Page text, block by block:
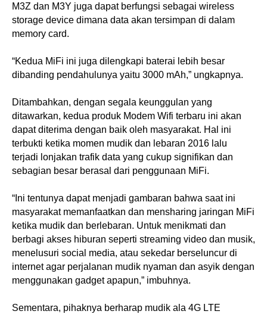
M3Z dan M3Y juga dapat berfungsi sebagai wireless
storage device dimana data akan tersimpan di dalam
memory card.
“Kedua MiFi ini juga dilengkapi baterai lebih besar
dibanding pendahulunya yaitu 3000 mAh,” ungkapnya.
Ditambahkan, dengan segala keunggulan yang
ditawarkan, kedua produk Modem Wifi terbaru ini akan
dapat diterima dengan baik oleh masyarakat. Hal ini
terbukti ketika momen mudik dan lebaran 2016 lalu
terjadi lonjakan trafik data yang cukup signifikan dan
sebagian besar berasal dari penggunaan MiFi.
“Ini tentunya dapat menjadi gambaran bahwa saat ini
masyarakat memanfaatkan dan mensharing jaringan MiFi
ketika mudik dan berlebaran. Untuk menikmati dan
berbagi akses hiburan seperti streaming video dan musik,
menelusuri social media, atau sekedar berseluncur di
internet agar perjalanan mudik nyaman dan asyik dengan
menggunakan gadget apapun,” imbuhnya.
Sementara, pihaknya berharap mudik ala 4G LTE